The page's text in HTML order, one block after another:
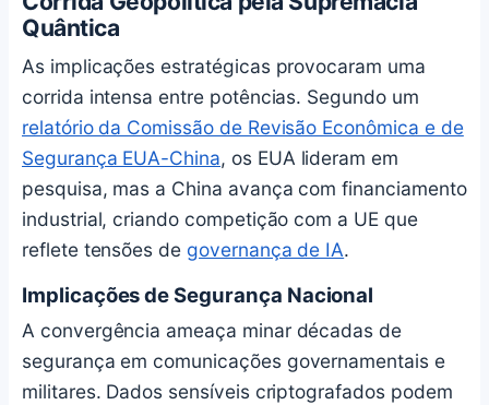
Quântica
As implicações estratégicas provocaram uma
corrida intensa entre potências. Segundo um
relatório da Comissão de Revisão Econômica e de
Segurança EUA-China, os EUA lideram em
pesquisa, mas a China avança com financiamento
industrial, criando competição com a UE que
reflete tensões de governança de IA.
Implicações de Segurança Nacional
A convergência ameaça minar décadas de
segurança em comunicações governamentais e
militares. Dados sensíveis criptografados podem